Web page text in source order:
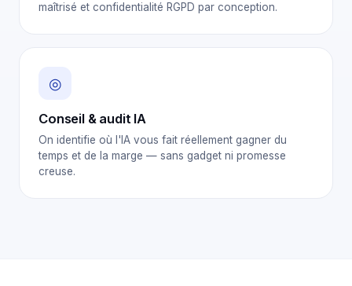
maîtrisé et confidentialité RGPD par conception.
◎
Conseil & audit IA
On identifie où l'IA vous fait réellement gagner du
temps et de la marge — sans gadget ni promesse
creuse.